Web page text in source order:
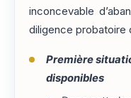
inconcevable
diligence probatoire
Première
disponibles